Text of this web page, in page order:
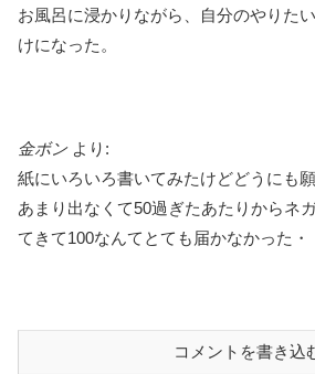
お風呂に浸かりながら、自分のやりた
けになった。
金ボン より:
紙にいろいろ書いてみたけどどうにも
あまり出なくて50過ぎたあたりからネ
てきて100なんてとても届かなかった・
コメントを書き込